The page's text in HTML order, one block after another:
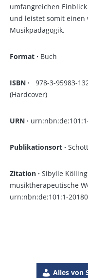
umfangreichen
und leistet somit einen
Musikpädagogik.
Format · Buch
ISBN · 978-3-95983-
(Hardcover)
URN ·
Publikationsort ·
Zitation · Sibylle
musiktherapeutische
urn:nbn:de:101:1-
Alles von